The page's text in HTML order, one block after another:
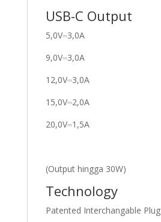
USB-C Output
5,0V⎓3,0A
9,0V⎓3,0A
12,0V⎓3,0A
15,0V⎓2,0A
20,0V⎓1,5A
(Output hingga 30W)
Technology
Patented Interchangable Plug